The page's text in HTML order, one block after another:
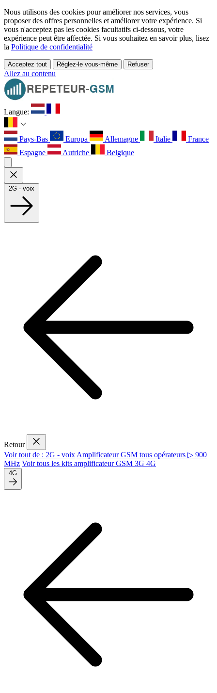
Nous utilisons des cookies pour améliorer nos services, vous
proposer des offres personnelles et améliorer votre expérience. Si
vous n'acceptez pas les cookies facultatifs ci-dessous, votre
expérience peut être affectée. Si vous souhaitez en savoir plus, lisez
la Politique de confidentialité
Acceptez tout Réglez-le vous-même Refuser
Allez au contenu
Langue:
Pays-Bas Europa Allemagne Italie
France
Espagne
Autriche Belgique
2G - voix
Retour
Voir tout de : 2G - voix Amplificateur GSM tous opérateurs ▷ 900
MHz Voir tous les kits amplificateur GSM 3G 4G
4G